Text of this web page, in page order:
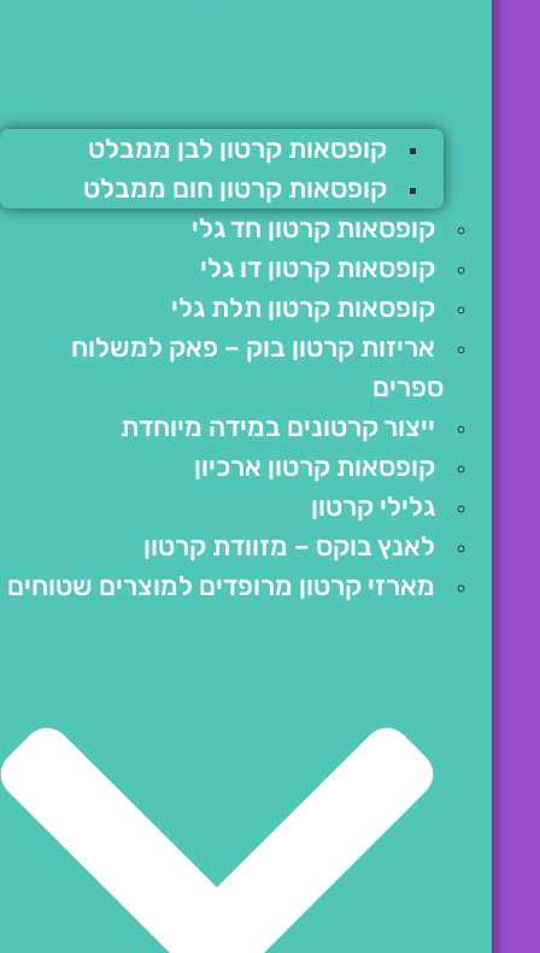
קופסאות קרטון לבן ממבלט
קופסאות קרטון חום ממבלט
קופסאות קרטון חד גלי
קופסאות קרטון דו גלי
קופסאות קרטון תלת גלי
אריזות קרטון בוק – פאק למשלוח
ספרים
ייצור קרטונים במידה מיוחדת
קופסאות קרטון ארכיון
גלילי קרטון
לאנץ בוקס – מזוודת קרטון
מארזי קרטון מרופדים למוצרים שטוחים